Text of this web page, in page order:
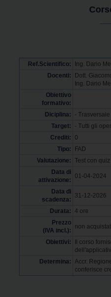
Ref.Scientifico: Ing. Dario
Docenti:
Dott.
Ing. Dario
Obiettivo
formativo:
Diciplina:
- Trasversale
Target:
- Tutti gli
Crediti:
0
Tipo:
FAD
Valutazione: Test con
Data di
attivazione:
01-04-2024
Data di
scadenza:
31-12-2026
Durata: 4 ore
Prezzo
(IVA incl.):
non
Obiettivi:
Il corso
Determina:
Accr.
conferisce